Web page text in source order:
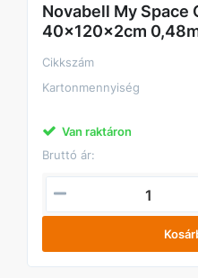
Novabell My Space
40x120x2cm
Cikkszám
Kartonmennyiség
Van raktáron
Bruttó ár: